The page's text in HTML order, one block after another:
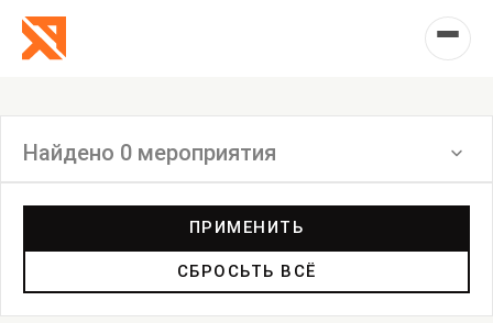
Найдено 0 мероприятия
Инсталляция
ПРИМЕНИТЬ
СБРОСЬТЬ ВСЁ